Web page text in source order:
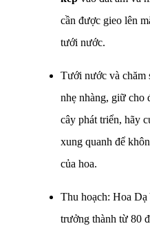
cần được gieo lên
tưới nước.
Tưới nước và chăm
nhẹ nhàng, giữ cho
cây phát triển, hãy
xung quanh để
của hoa.
Thu hoạch: Hoa
trưởng thành từ 80